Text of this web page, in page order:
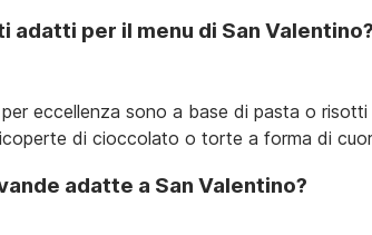
adatti per il menu di San
eccellenza sono a base di pasta o
di cioccolato o torte a forma di
adatte a San Valentino?